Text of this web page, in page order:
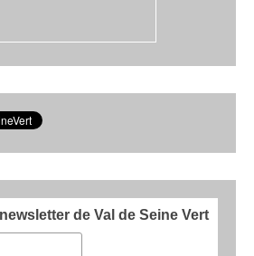
de Val de Seine Vert